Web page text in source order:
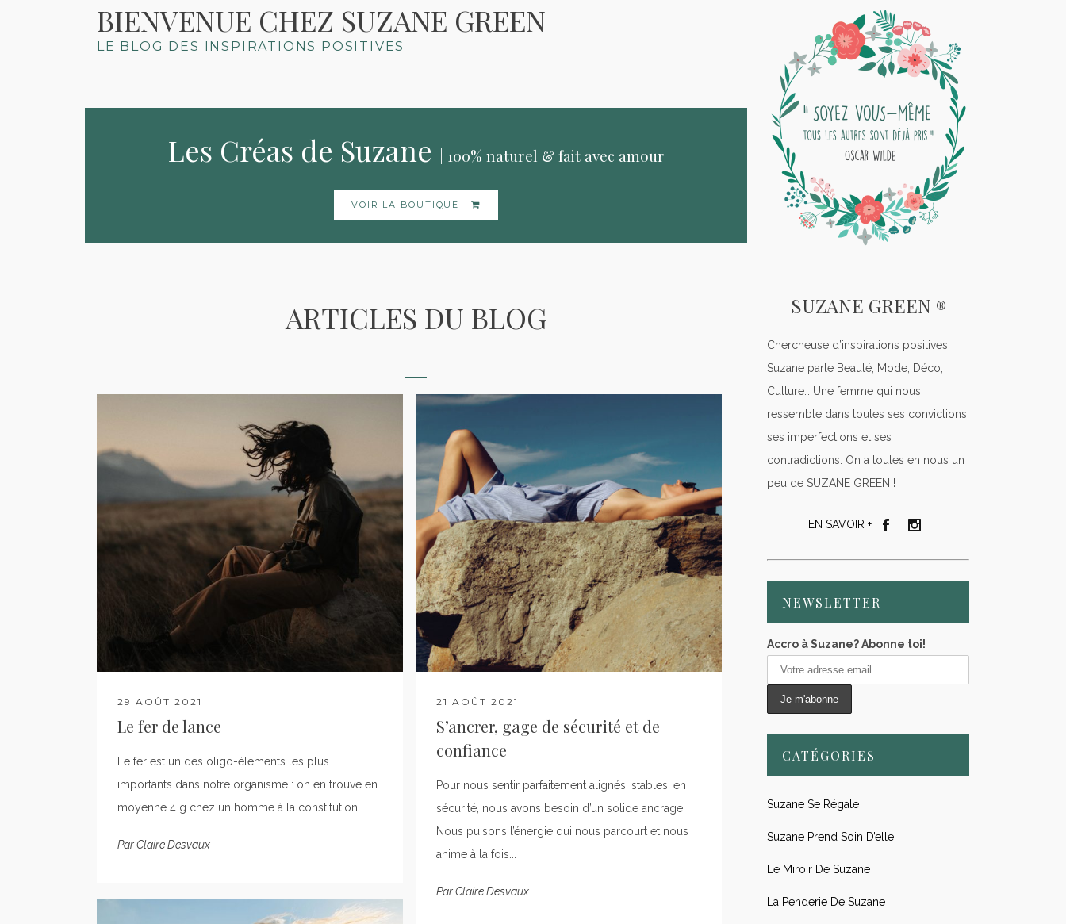
BIENVENUE CHEZ SUZANE GREEN
LE BLOG DES INSPIRATIONS POSITIVES
Les Créas de Suzane | 100% naturel & fait avec amour
VOIR LA BOUTIQUE
ARTICLES DU BLOG
29 AOÛT 2021
Le fer de lance
Le fer est un des oligo-éléments les plus
importants dans notre organisme : on en trouve en
moyenne 4 g chez un homme à la constitution...
ParClaire Desvaux
21 AOÛT 2021
S’ancrer, gage de sécurité et de
confiance
Pour nous sentir parfaitement alignés, stables, en
sécurité, nous avons besoin d’un solide ancrage.
Nous puisons l’énergie qui nous parcourt et nous
anime à la fois...
ParClaire Desvaux
SUZANE GREEN ®
Chercheuse d’inspirations positives,
Suzane parle Beauté, Mode, Déco,
Culture… Une femme qui nous
ressemble dans toutes ses convictions,
ses imperfections et ses
contradictions. On a toutes en nous un
peu de SUZANE GREEN !
EN SAVOIR +
NEWSLETTER
Accro à Suzane? Abonne toi!
CATÉGORIES
Suzane Se Régale
Suzane Prend Soin D’elle
Le Miroir De Suzane
La Penderie De Suzane